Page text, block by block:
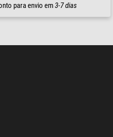
para envio em3-7 dias